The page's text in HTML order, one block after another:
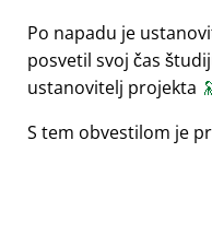
Po napadu je
posvetil svoj čas
ustanovitelj projekta
S tem obvestilom je